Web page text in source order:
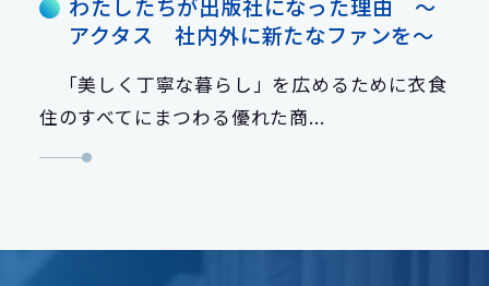
わたしたちが出版社になった理由 ～
アクタス 社内外に新たなファンを～
「美しく丁寧な暮らし」を広めるために衣食
住のすべてにまつわる優れた商...